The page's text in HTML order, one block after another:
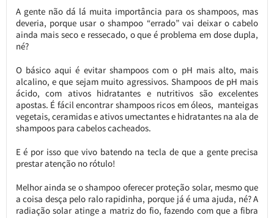
A gente não dá lá muita importância para os shampoos, mas
deveria, porque usar o shampoo “errado” vai deixar o cabelo
ainda mais seco e ressecado, o que é problema em dose dupla,
né?
O básico aqui é evitar shampoos com o pH mais alto, mais
alcalino, e que sejam muito agressivos. Shampoos de pH mais
ácido, com ativos hidratantes e nutritivos são excelentes
apostas. É fácil encontrar shampoos ricos em óleos, manteigas
vegetais, ceramidas e ativos umectantes e hidratantes na ala de
shampoos para cabelos cacheados.
E é por isso que vivo batendo na tecla de que a gente precisa
prestar atenção no rótulo!
Melhor ainda se o shampoo oferecer proteção solar, mesmo que
a coisa desça pelo ralo rapidinha, porque já é uma ajuda, né? A
radiação solar atinge a matriz do fio, fazendo com que a fibra